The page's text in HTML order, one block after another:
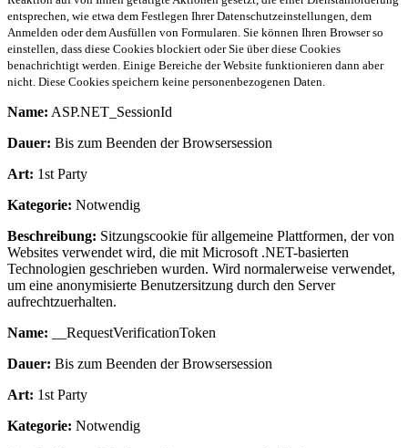
entsprechen, wie etwa dem Festlegen Ihrer Datenschutzeinstellungen, dem
Anmelden oder dem Ausfüllen von Formularen. Sie können Ihren Browser so
einstellen, dass diese Cookies blockiert oder Sie über diese Cookies
benachrichtigt werden. Einige Bereiche der Website funktionieren dann aber
nicht. Diese Cookies speichern keine personenbezogenen Daten.
Name: ASP.NET_SessionId
Dauer: Bis zum Beenden der Browsersession
Art: 1st Party
Kategorie: Notwendig
Beschreibung: Sitzungscookie für allgemeine Plattformen, der von
Websites verwendet wird, die mit Microsoft .NET-basierten
Technologien geschrieben wurden. Wird normalerweise verwendet,
um eine anonymisierte Benutzersitzung durch den Server
aufrechtzuerhalten.
Name: __RequestVerificationToken
Dauer: Bis zum Beenden der Browsersession
Art: 1st Party
Kategorie: Notwendig